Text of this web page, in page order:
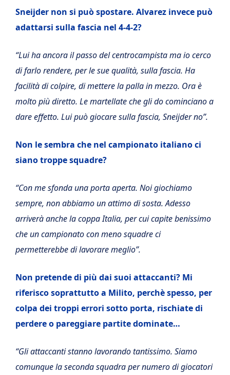
Sneijder non si può spostare. Alvarez invece può
adattarsi sulla fascia nel 4-4-2?
“Lui ha ancora il passo del centrocampista ma io cerco
di farlo rendere, per le sue qualità, sulla fascia. Ha
facilità di colpire, di mettere la palla in mezzo. Ora è
molto più diretto. Le martellate che gli do cominciano a
dare effetto. Lui può giocare sulla fascia, Sneijder no”.
Non le sembra che nel campionato italiano ci
siano troppe squadre?
“Con me sfonda una porta aperta. Noi giochiamo
sempre, non abbiamo un attimo di sosta. Adesso
arriverà anche la coppa Italia, per cui capite benissimo
che un campionato con meno squadre ci
permetterebbe di lavorare meglio”.
Non pretende di più dai suoi attaccanti? Mi
riferisco soprattutto a Milito, perchè spesso, per
colpa dei troppi errori sotto porta, rischiate di
perdere o pareggiare partite dominate…
“Gli attaccanti stanno lavorando tantissimo. Siamo
comunque la seconda squadra per numero di giocatori